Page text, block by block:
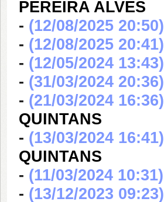
PEREIRA ALVES
- (12/08/2025 20:50)
- (12/08/2025 20:41)
- (12/05/2024 13:43)
- (31/03/2024 20:36)
- (21/03/2024 16:36)
QUINTANS
- (13/03/2024 16:41)
QUINTANS
- (11/03/2024 10:31)
- (13/12/2023 09:23)